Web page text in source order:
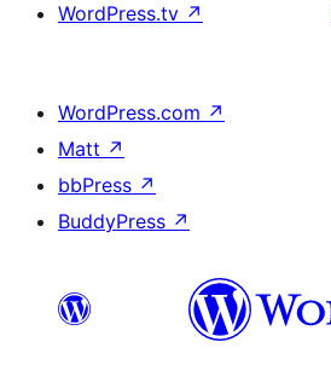
WordPress.tv ↗
WordPress.com ↗
Matt ↗
bbPress ↗
BuddyPress ↗